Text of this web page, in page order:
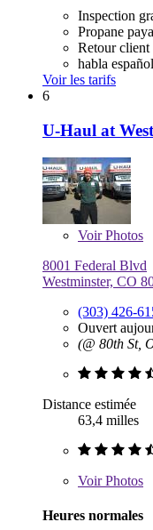
Inspection
Propane
Retour client
habla español
Voir les tarifs
6
U-Haul at
VoirPhotos
8001 Federal Blvd
Westminster, CO
(303) 426-
Ouvert
(@ 80th St,
Distance estimée
63,4 milles
VoirPhotos
Heures normales